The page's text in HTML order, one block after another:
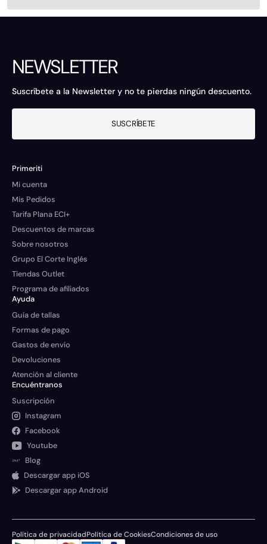
NEWSLETTER
Suscríbete a la Newsletter y no te pierdas ningún descuento.
SUSCRÍBETE
Primeriti
Mi cuenta
Mis Pedidos
Tarifa Plana ECI+
Descuentos de marcas
Sobre nosotros
Grupo El Corte Inglés
Tiendas Outlet
Programa de afiliados
Ayuda
Guía de tallas
Formas de pago
Gastos de envío
Devoluciones
Atención al cliente
Encuéntranos
Suscripción
Instagram
Facebook
Youtube
Blog
Descargar app iOS
Descargar app Android
Política de privacidadPolítica de CookiesCondiciones de uso